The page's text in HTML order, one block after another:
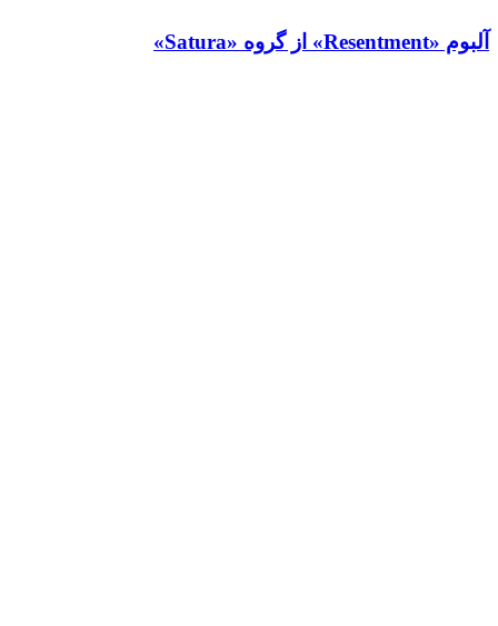
آلبوم «Resentment» از گروه «Satura»